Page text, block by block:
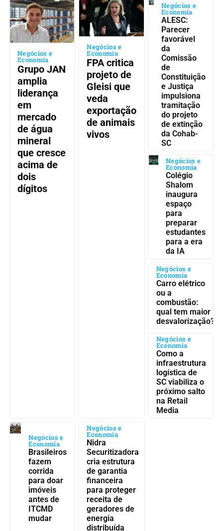
Negócios e
Economia
Grupo JAN
amplia
liderança
em
mercado
de água
mineral
que cresce
acima de
dois
dígitos
Negócios e
Economia
FPA critica
projeto de
Gleisi que
veda
exportação
de animais
vivos
Negócios e
Economia
ALESC:
Parecer
favorável
da
Comissão
de
Constituição
e Justiça
impulsiona
tramitação
do projeto
de extinção
da Cohab-
SC
Negócios e
Economia
Colégio
Shalom
inaugura
espaço
para
preparar
estudantes
para a era
da IA
Negócios e
Economia
Carro elétrico
ou a
combustão:
qual tem maior
desvalorização?
Negócios e
Economia
Como a
infraestrutura
logística de
SC viabiliza o
próximo salto
na Retail
Media
Negócios e
Economia
Brasileiros
fazem
corrida
para doar
imóveis
antes de
ITCMD
mudar
Negócios e
Economia
Nidra
Securitizadora
cria estrutura
de garantia
financeira
para proteger
receita de
geradores de
energia
distribuída